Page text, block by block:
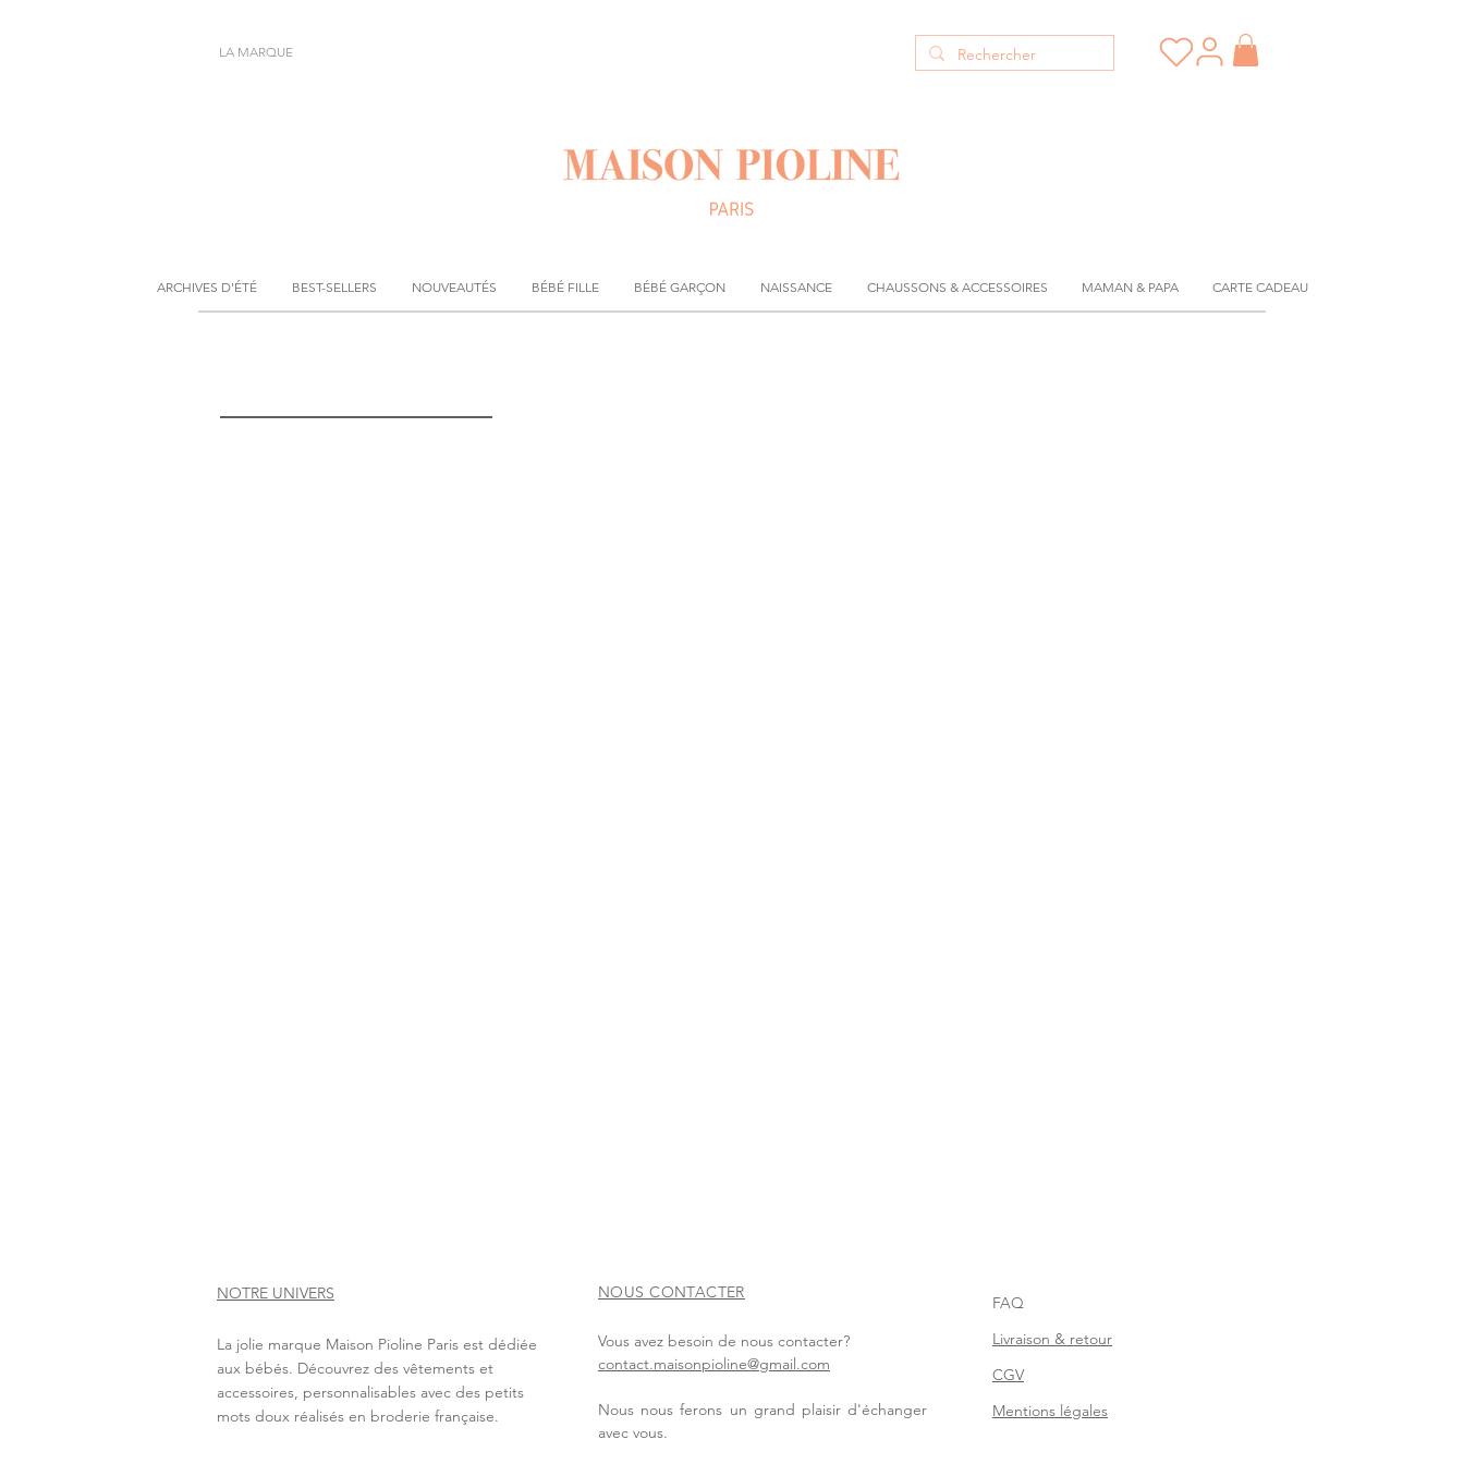
LA MARQUE
ARCHIVES D'ÉTÉ BEST-SELLERS NOUVEAUTÉS BÉBÉ FILLE BÉBÉ GARÇON NAISSANCE CHAUSSONS & ACCESSOIRES MAMAN & PAPA CARTE CADEAU
NOTRE UNIVERS
La jolie marque Maison Pioline Paris est dédiée
aux bébés. Découvrez des vêtements et
accessoires, personnalisables avec des petits
mots doux réalisés en broderie française.
NOUS CONTACTER
Vous avez besoin de nous contacter?
contact.maisonpioline@gmail.com
Nous nous ferons un grand plaisir d'échanger
avec vous.
FAQ
Livraison & retour
CGV
Mentions légales